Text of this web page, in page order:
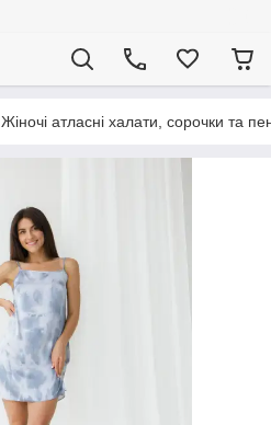
Жіночі атласні халати, сорочки та